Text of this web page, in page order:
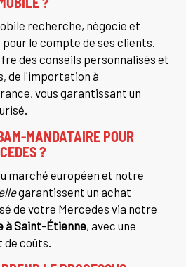
recherche, négocie et
le compte de ses clients.
des conseils personnalisés et
de l'importation à
vous garantissant un
MANDATAIRE POUR
?
marché européen et notre
garantissent un achat
de votre Mercedes via notre
à Saint-Étienne, avec une
de coûts.